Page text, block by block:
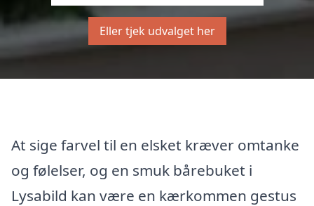
Eller tjek udvalget her
At sige farvel til en elsket kræver omtanke
og følelser, og en smuk bårebuket i
Lysabild kan være en kærkommen gestus